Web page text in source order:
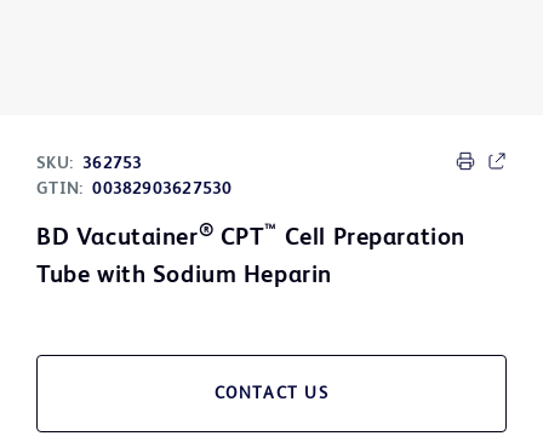
SKU: 362753
GTIN: 00382903627530
BD Vacutainer® CPT ™ Cell Preparation
Tube with Sodium Heparin
CONTACT US